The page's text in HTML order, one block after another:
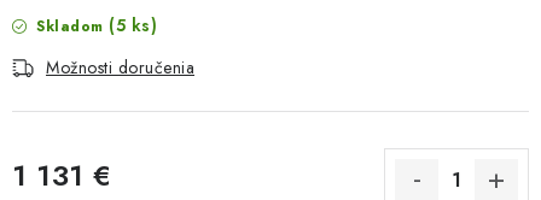
Kontakty
Skladom (5 ks)
Možnosti doručenia
1 131 €